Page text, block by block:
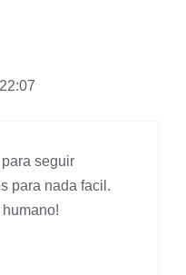
seguir
para nada facil.